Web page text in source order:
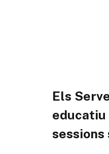
Els
educatiu
sessions